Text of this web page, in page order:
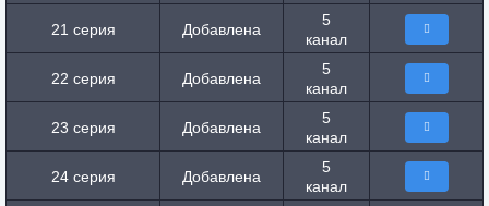
21 серия Добавлена
5
канал
22 серия Добавлена
5
канал
23 серия Добавлена
5
канал
24 серия Добавлена
5
канал